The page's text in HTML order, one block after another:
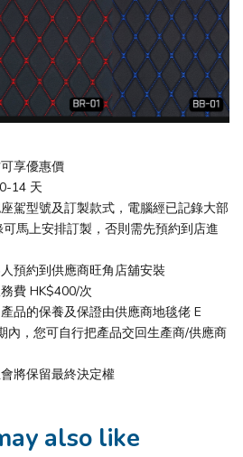
享優惠價
14 天
駕型號及訂製款式，電腦經已記錄大部
馬上安排訂製，否則需先預約到店進
預約到供應商旺角店舖安裝
費 HK$400/次
品的保養及保證由供應商地毯佬 E
內，您可自行把產品交回生產商/供應商
將保留最終決定權
also like